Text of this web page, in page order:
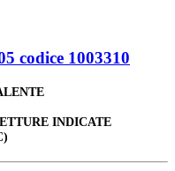
codice 1003310
INDICATE